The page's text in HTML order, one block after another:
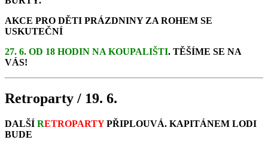
AKCE PRO DĚTI PRÁZDNINY ZA ROHEM SE
USKUTEČNÍ
27. 6. OD 18 HODIN NA KOUPALIŠTI. TĚŠÍME SE NA
VÁS!
Retroparty / 19. 6.
DALŠÍ RETROPARTYPŘIPLOUVÁ. KAPITÁNEM LODI
BUDE